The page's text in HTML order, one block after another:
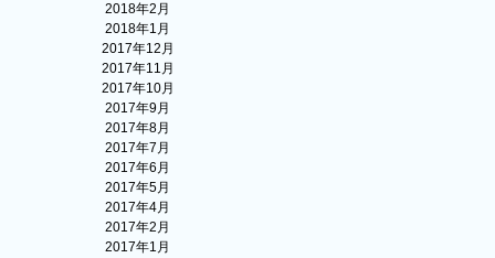
2018年2月
2018年1月
2017年12月
2017年11月
2017年10月
2017年9月
2017年8月
2017年7月
2017年6月
2017年5月
2017年4月
2017年2月
2017年1月